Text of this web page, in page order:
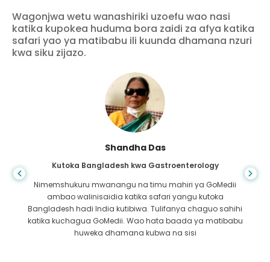
Wagonjwa wetu wanashiriki uzoefu wao nasi
katika kupokea huduma bora zaidi za afya katika
safari yao ya matibabu ili kuunda dhamana nzuri
kwa siku zijazo.
Shandha Das
Kutoka Bangladesh kwa Gastroenterology
Nimemshukuru mwanangu na timu mahiri ya GoMedii
ambao walinisaidia katika safari yangu kutoka
Bangladesh hadi India kutibiwa. Tulifanya chaguo sahihi
katika kuchagua GoMedii. Wao hata baada ya matibabu
huweka dhamana kubwa na sisi